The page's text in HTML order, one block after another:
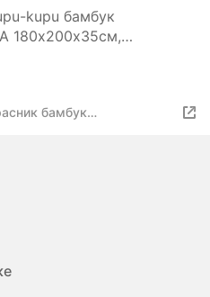
kupu бамбук
180х200х35см,
бамбук